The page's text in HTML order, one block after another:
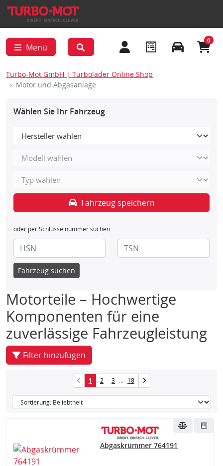
Menü
0
Turbo-Mot GmbH | Turbolader Online Shop
Motor und Abgasanlage
Wählen Sie Ihr Fahrzeug
Fahrzeug speichern
oder per Schlüsselnummer suchen
Fahrzeug suchen
Motorteile – Hochwertige
Komponenten für eine
zuverlässige Fahrzeugleistung
Filter hinzufügen
1 2 3 ... 18
Abgaskrümmer 764191